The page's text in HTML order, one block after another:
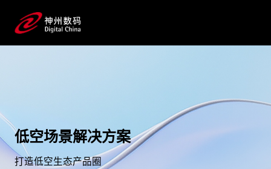
低空场景解决方案
打造低空生态产品圈